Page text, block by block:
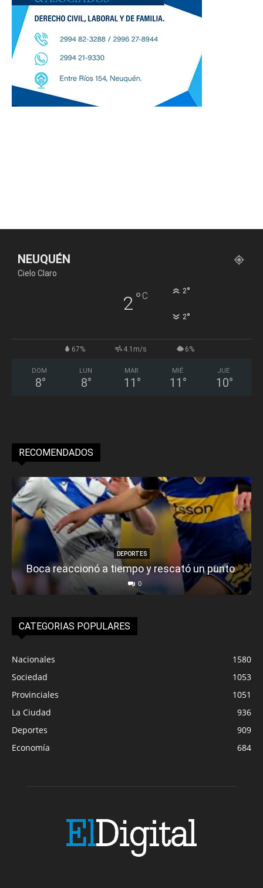
NEUQUÉN
Cielo Claro
2°C 2°
2°
67% 4.1m/s 6%
DOM
8°
LUN
8°
MAR
11 °
MIÉ
11 °
JUE
10°
RECOMENDADOS
DEPORTES
Boca reaccionó a tiempo y rescató un punto
0
CATEGORIAS POPULARES
Nacionales
1580
Sociedad
1053
Provinciales
1051
La Ciudad
936
Deportes
909
Economía
684